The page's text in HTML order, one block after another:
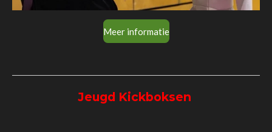
Meer informatie
Jeugd Kickboksen